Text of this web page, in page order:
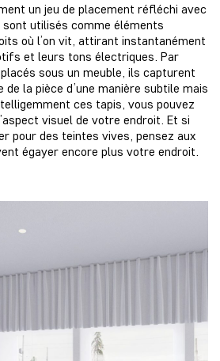
un jeu de placement réfléchi avec
utilisés comme éléments
où l’on vit, attirant instantanément
et leurs tons électriques. Par
sous un meuble, ils capturent
la pièce d’une manière subtile mais
ces tapis, vous pouvez
visuel de votre endroit. Et si
pour des teintes vives, pensez aux
égayer encore plus votre endroit.